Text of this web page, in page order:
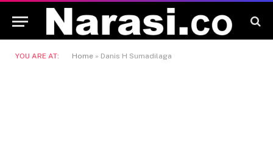
YOU ARE AT: Home » Danis H Sumadilaga